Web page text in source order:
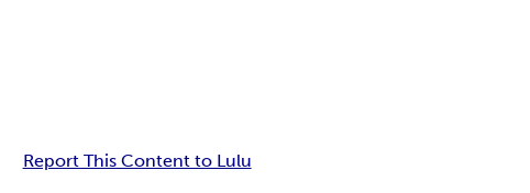
Report This Content to Lulu